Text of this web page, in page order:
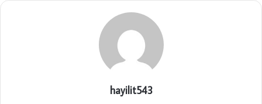
hayilit543